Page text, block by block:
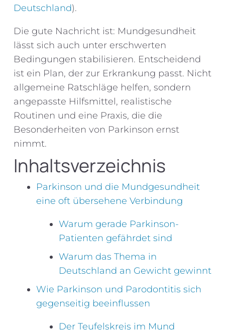
Deutschland).
Die gute Nachricht ist: Mundgesundheit
lässt sich auch unter erschwerten
Bedingungen stabilisieren. Entscheidend
ist ein Plan, der zur Erkrankung passt. Nicht
allgemeine Ratschläge helfen, sondern
angepasste Hilfsmittel, realistische
Routinen und eine Praxis, die die
Besonderheiten von Parkinson ernst
nimmt.
Inhaltsverzeichnis
Parkinson und die Mundgesundheit
eine oft übersehene Verbindung
Warum gerade Parkinson-
Patienten gefährdet sind
Warum das Thema in
Deutschland an Gewicht gewinnt
Wie Parkinson und Parodontitis sich
gegenseitig beeinflussen
Der Teufelskreis im Mund